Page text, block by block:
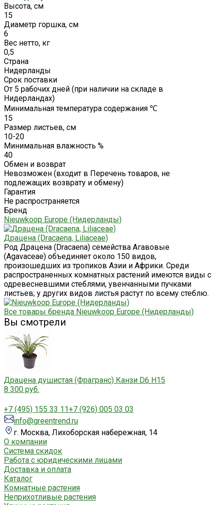
Высота, см
15
Диаметр горшка, см
6
Вес нетто, кг
0,5
Страна
Нидерланды
Срок поставки
От 5 рабочих дней (при наличии на складе в
Нидерландах)
Минимальная температура содержания ℃
15
Размер листьев, см
10-20
Минимальная влажность %
40
Обмен и возврат
Невозможен (входит в Перечень товаров, не
подлежащих возврату и обмену)
Гарантия
Не распространяется
Бренд
Nieuwkoop Europe (Нидерланды)
Драцена (Dracaena, Liliaceae)
Род Драцена (Dracaena) семейства Агавовые
(Agavaceae) объединяет около 150 видов,
произошедших из тропиков Азии и Африки. Среди
распространенных комнатных растений имеются виды с
одревесневшими стеблями, увенчанными пучками
листьев; у других видов листья растут по всему стеблю.
Все товары бренда Nieuwkoop Europe (Нидерланды)
Вы смотрели
Драцена душистая (Фрагранс) Канзи D6 H15
8 300 руб.
+7 (495) 155 33 11+7 (926) 005 03 03
info@greentrend.ru
г. Москва, Лихоборская набережная, 14
О компании
Система скидок
Работа с юридическими лицами
Доставка и оплата
Каталог
Комнатные растения
Неприхотливые растения